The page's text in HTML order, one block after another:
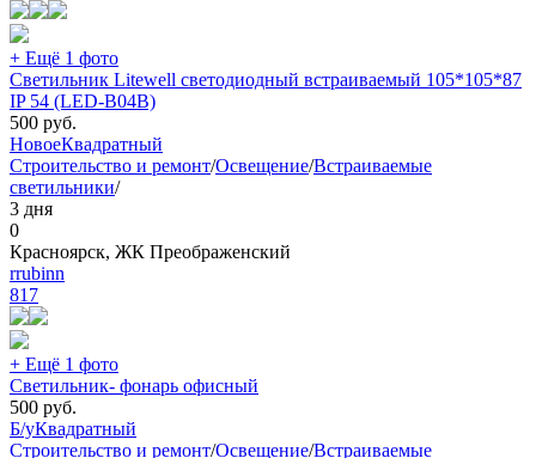
+ Ещё 1 фото
Светильник Litewell светодиодный встраиваемый 105*105*87
IP 54 (LED-B04B)
500 руб.
НовоеКвадратный
Строительство и ремонт/Освещение/Встраиваемые
светильники/
3 дня
0
Красноярск, ЖК Преображенский
rrubinn
817
+ Ещё 1 фото
Светильник- фонарь офисный
500 руб.
Б/уКвадратный
Строительство и ремонт/Освещение/Встраиваемые